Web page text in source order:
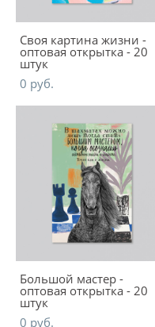
Своя картина жизни -
оптовая открытка - 20
штук
0 pуб.
Большой мастер -
оптовая открытка - 20
штук
0 pуб.